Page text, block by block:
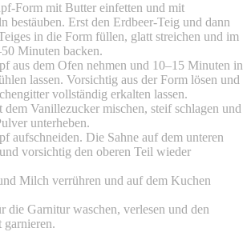
Form mit Butter einfetten und mit
bestäuben. Erst den Erdbeer-Teig und dann
in die Form füllen, glatt streichen und im
Minuten backen.
aus dem Ofen nehmen und 10–15 Minuten in
lassen. Vorsichtig aus der Form lösen und
vollständig erkalten lassen.
dem Vanillezucker mischen, steif schlagen und
unterheben.
aufschneiden. Die Sahne auf dem unteren
vorsichtig den oberen Teil wieder
Milch verrühren und auf dem Kuchen
die Garnitur waschen, verlesen und den
garnieren.